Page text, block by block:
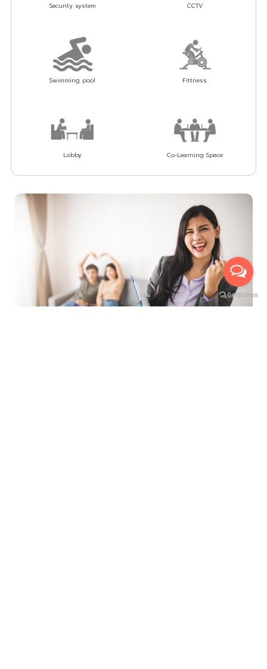
Security system CCTV
Swimming pool Fittness
Lobby Co-Learning Space